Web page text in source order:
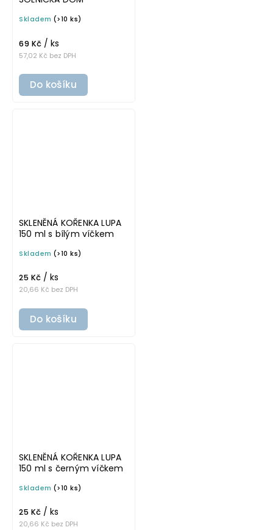
Skladem (>10 ks)
57,02 Kč bez DPH
69 Kč / ks
Do košíku
SKLENĚNÁ KOŘENKA LUPA
150 ml s bílým víčkem
Skladem (>10 ks)
20,66 Kč bez DPH
25 Kč / ks
Do košíku
SKLENĚNÁ KOŘENKA LUPA
150 ml s černým víčkem
Skladem (>10 ks)
20,66 Kč bez DPH
25 Kč / ks